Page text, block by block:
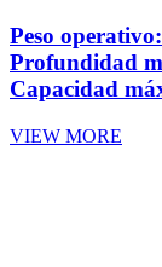
Peso
Profundidad
Capacidad
VIEW MORE